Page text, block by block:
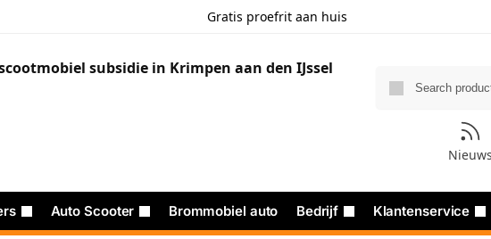
Gratis proefrit aan huis
Nieuws
Auto Scooter Brommobiel auto Bedrijf Klantenservice